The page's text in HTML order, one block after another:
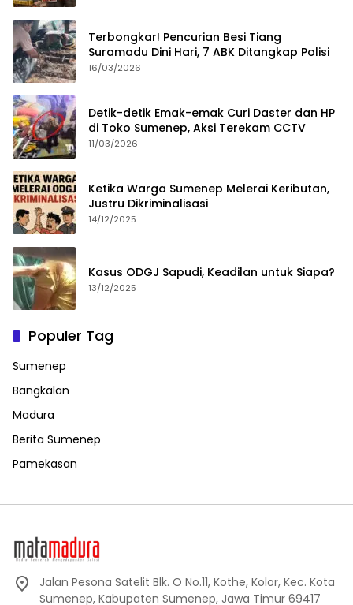
Terbongkar! Pencurian Besi Tiang
Suramadu Dini Hari, 7 ABK Ditangkap Polisi
16/03/2026
Detik-detik Emak-emak Curi Daster dan HP
di Toko Sumenep, Aksi Terekam CCTV
11/03/2026
Ketika Warga Sumenep Melerai Keributan,
Justru Dikriminalisasi
14/12/2025
Kasus ODGJ Sapudi, Keadilan untuk Siapa?
13/12/2025
Populer Tag
Sumenep
Bangkalan
Madura
Berita Sumenep
Pamekasan
Jalan Pesona Satelit Blk. O No.11, Kothe, Kolor, Kec. Kota
Sumenep, Kabupaten Sumenep, Jawa Timur 69417